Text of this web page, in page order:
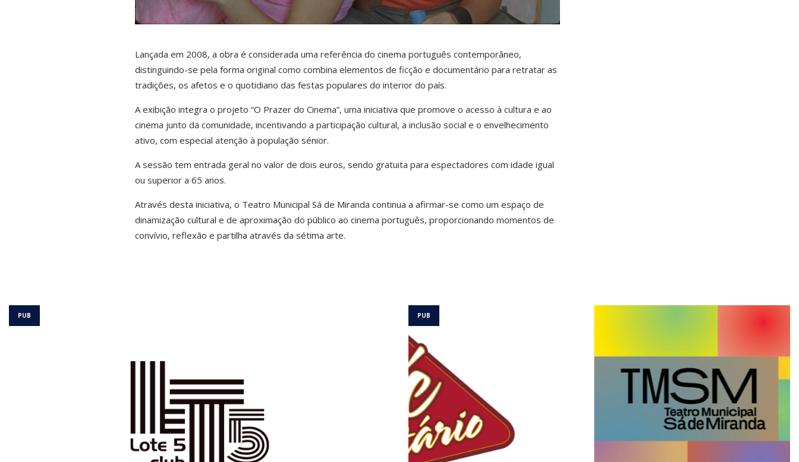
Lançada em 2008, a obra é considerada uma referência do cinema português contemporâneo,
distinguindo-se pela forma original como combina elementos de ficção e documentário para retratar as
tradições, os afetos e o quotidiano das festas populares do interior do país.
A exibição integra o projeto “O Prazer do Cinema”, uma iniciativa que promove o acesso à cultura e ao
cinema junto da comunidade, incentivando a participação cultural, a inclusão social e o envelhecimento
ativo, com especial atenção à população sénior.
A sessão tem entrada geral no valor de dois euros, sendo gratuita para espectadores com idade igual
ou superior a 65 anos.
Através desta iniciativa, o Teatro Municipal Sá de Miranda continua a afirmar-se como um espaço de
dinamização cultural e de aproximação do público ao cinema português, proporcionando momentos de
convívio, reflexão e partilha através da sétima arte.